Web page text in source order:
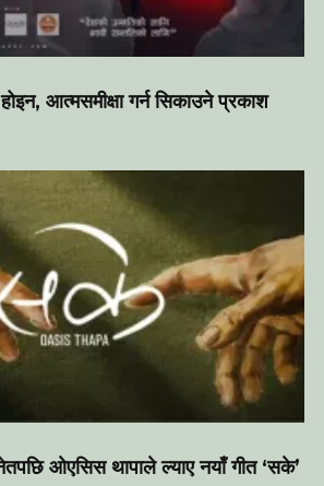
आत्मसमीक्षा गर्न सिकाउने प्रकाश
ओएसिस थापाले ल्याए नयाँ गीत ‘सके’